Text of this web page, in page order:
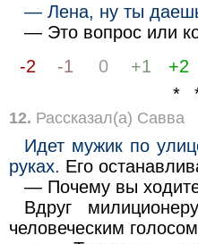
— Лена, ну ты
— Это вопрос или
-2
-1 0 +1
+2
*
12. Рассказал(а) Савва
Идет мужик по
руках. Его
— Почему вы
Вдруг
человеческим